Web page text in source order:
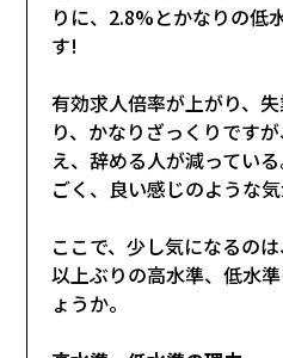
りに、2.8%とかなりの低
す!
有効求人倍率が上がり、
り、かなりざっくりです
え、辞める人が減ってい
ごく、良い感じのような気
ここで、少し気になるの
以上ぶりの高水準、低水
ょうか。